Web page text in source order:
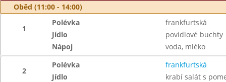
Oběd (11:00 - 14:00)
1
Polévka
frankfurtská
Jídlo
povidlové buchty
Nápoj
voda, mléko
2
Polévka
frankfurtská
Jídlo
krabí salát s